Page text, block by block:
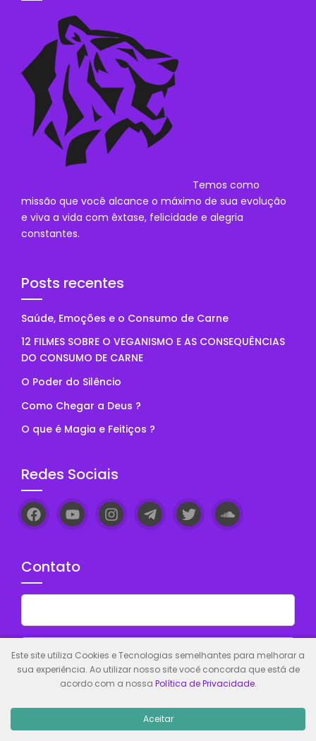
Temos como
missão que você alcance o máximo de sua evolução
e viva a vida com êxtase, felicidade e alegria
constantes.
Posts recentes
Saúde, Emoções e o Consumo de Carne
12 FILMES SOBRE O VEGANISMO E AS CONSEQUÊNCIAS
DO CONSUMO DE CARNE
O Poder do Silêncio
Como Chegar a Deus ?
O que é Magia e Feitiços ?
Redes Sociais
Contato
Este site utiliza Cookies e Tecnologias semelhantes para melhorar a
sua experiência. Ao utilizar nosso site você concorda que está de
acordo com a nossa Política de Privacidade.
Aceitar